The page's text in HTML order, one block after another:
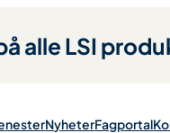
alle LSI
NyheterFagportal